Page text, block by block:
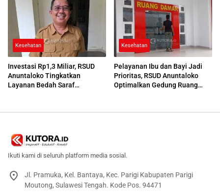
Kesehatan
Investasi Rp1,3 Miliar, RSUD
Anuntaloko Tingkatkan
Layanan Bedah Saraf
Kesehatan
Pelayanan Ibu dan Bayi Jadi
Prioritas, RSUD Anuntaloko
Optimalkan Gedung Ruang
Ikuti kami di seluruh platform media sosial.
Jl. Pramuka, Kel. Bantaya, Kec. Parigi Kabupaten Parigi
Moutong, Sulawesi Tengah. Kode Pos. 94471